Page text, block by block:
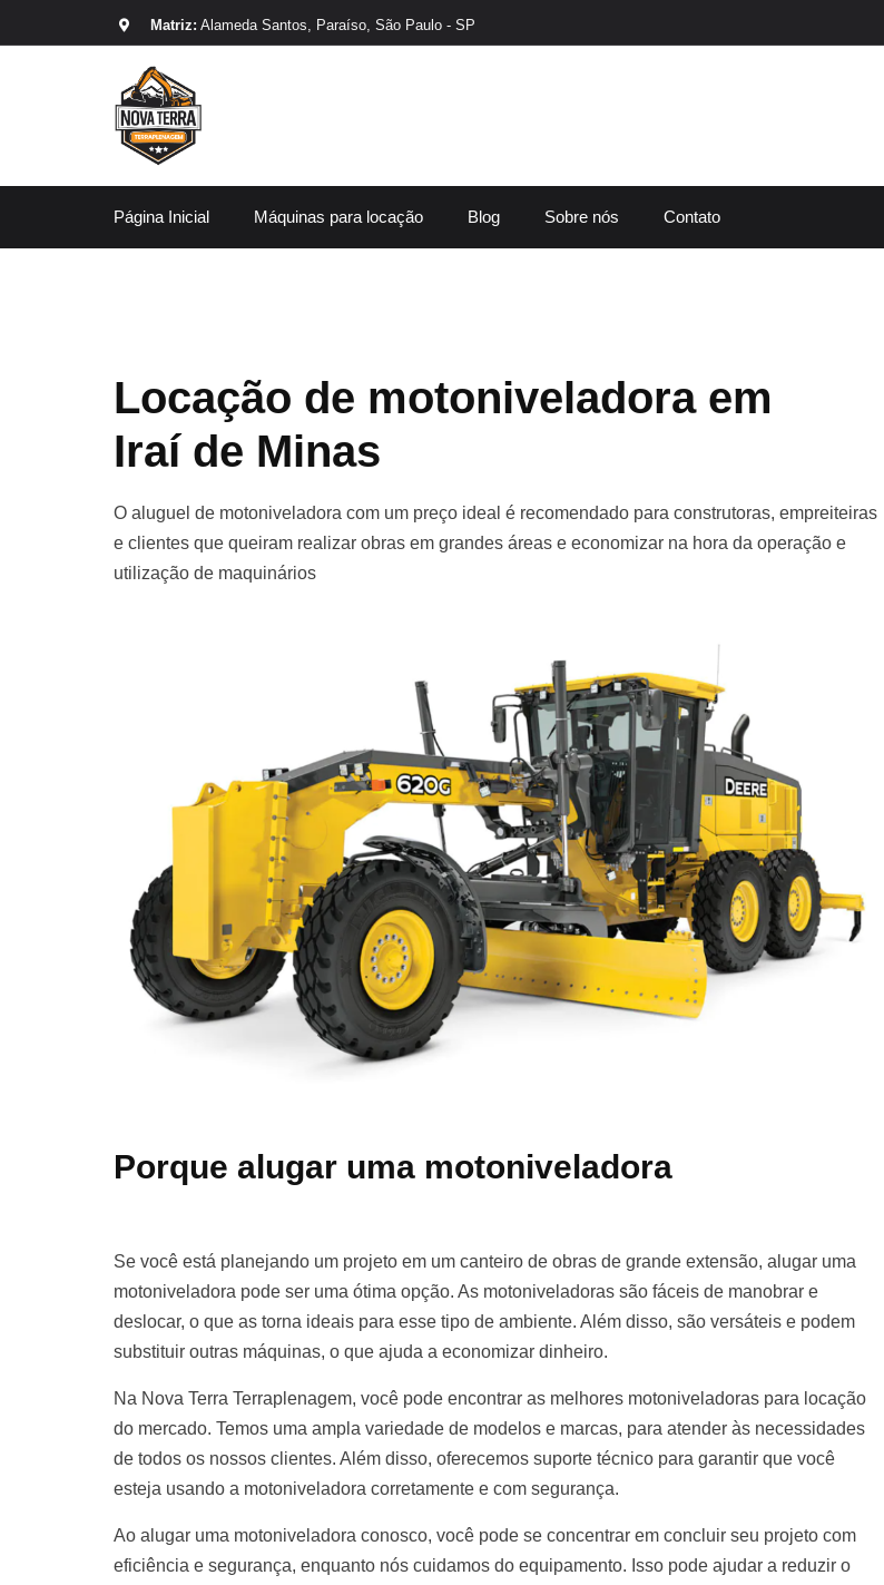
Matriz: Alameda Santos, Paraíso, São Paulo - SP
Página Inicial Máquinas para locação Blog Sobre nós Contato
Locação de motoniveladora em
Iraí de Minas
O aluguel de motoniveladora com um preço ideal é recomendado para construtoras, empreiteiras
e clientes que queiram realizar obras em grandes áreas e economizar na hora da operação e
utilização de maquinários
Porque alugar uma motoniveladora
Se você está planejando um projeto em um canteiro de obras de grande extensão, alugar uma
motoniveladora pode ser uma ótima opção. As motoniveladoras são fáceis de manobrar e
deslocar, o que as torna ideais para esse tipo de ambiente. Além disso, são versáteis e podem
substituir outras máquinas, o que ajuda a economizar dinheiro.
Na Nova Terra Terraplenagem, você pode encontrar as melhores motoniveladoras para locação
do mercado. Temos uma ampla variedade de modelos e marcas, para atender às necessidades
de todos os nossos clientes. Além disso, oferecemos suporte técnico para garantir que você
esteja usando a motoniveladora corretamente e com segurança.
Ao alugar uma motoniveladora conosco, você pode se concentrar em concluir seu projeto com
eficiência e segurança, enquanto nós cuidamos do equipamento. Isso pode ajudar a reduzir o